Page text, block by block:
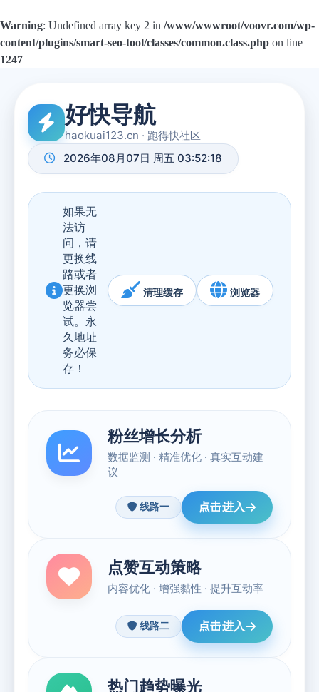
Warning: Undefined array key 2 in /www/wwwroot/voovr.com/wp-
content/plugins/smart-seo-tool/classes/common.class.php on line
1247